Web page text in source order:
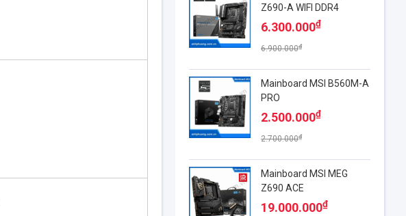
Z690-A WIFI DDR4
6.300.000₫
6.900.000₫
Mainboard MSI B560M-A
PRO
2.500.000₫
2.700.000₫
Mainboard MSI MEG
Z690 ACE
19.000.000₫